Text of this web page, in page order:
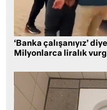
‘Banka çalışanıyız’
Milyonlarca liralık